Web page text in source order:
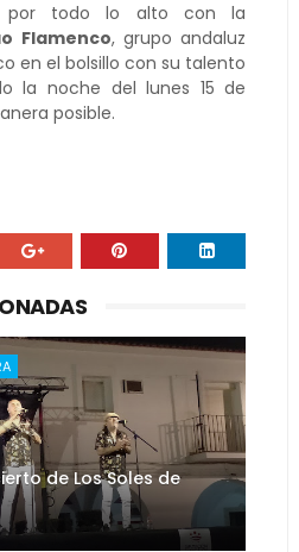
por todo lo alto con la
Flamenco, grupo andaluz
en el bolsillo con su talento
la noche del lunes 15 de
posible.
de Los Soles de